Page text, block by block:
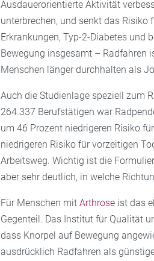
Ausdauerorientierte Aktivität
unterbrechen, und senkt das Risiko
Erkrankungen, Typ-2-Diabetes und
Bewegung insgesamt – Radfahren
Menschen länger durchhalten als
Auch die Studienlage speziell zum
264.337 Berufstätigen war
um 46 Prozent niedrigeren Risiko
niedrigeren Risiko für vorzeitigen
Arbeitsweg. Wichtig ist die
aber sehr deutlich, in welche
Für Menschen mit Arthroseist das
Gegenteil. Das Institut für Qualität
dass Knorpel auf Bewegung
ausdrücklich Radfahren als